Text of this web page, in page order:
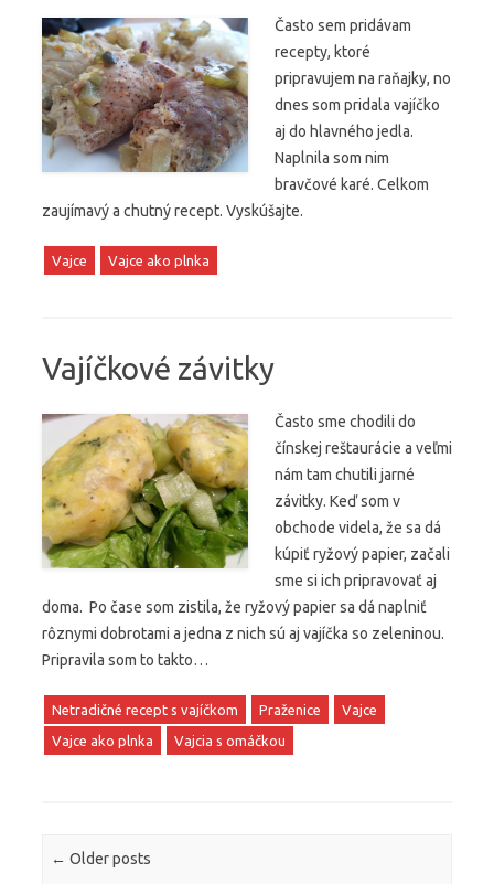
Často sem pridávam
recepty, ktoré
pripravujem na raňajky, no
dnes som pridala vajíčko
aj do hlavného jedla.
Naplnila som nim
bravčové karé. Celkom
zaujímavý a chutný recept. Vyskúšajte.
Vajce Vajce ako plnka
Vajíčkové závitky
Často sme chodili do
čínskej reštaurácie a veľmi
nám tam chutili jarné
závitky. Keď som v
obchode videla, že sa dá
kúpiť ryžový papier, začali
sme si ich pripravovať aj
doma. Po čase som zistila, že ryžový papier sa dá naplniť
rôznymi dobrotami a jedna z nich sú aj vajíčka so zeleninou.
Pripravila som to takto…
Netradičné recept s vajíčkom Praženice
Vajce
Vajce ako plnka
Vajcia s omáčkou
Post navigation
← Older posts